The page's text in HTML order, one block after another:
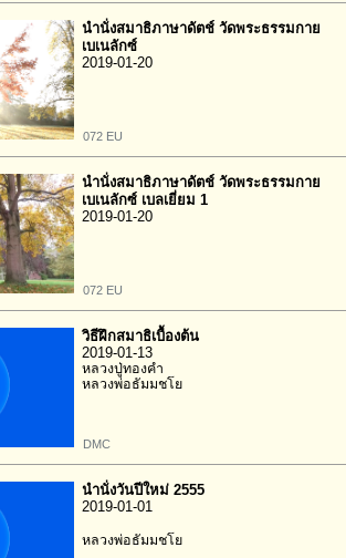
นำนั่งสมาธิภาษาดัตช์ วัดพระธรรมกาย
เบเนลักซ์
2019-01-20
072 EU
นำนั่งสมาธิภาษาดัตช์ วัดพระธรรมกาย
เบเนลักซ์ เบลเยี่ยม 1
2019-01-20
072 EU
วิธีฝึกสมาธิเบื้องต้น
2019-01-13
หลวงปู่ทองคำ
หลวงพ่อธัมมชโย
DMC
นำนั่งวันปีใหม่ 2555
2019-01-01
หลวงพ่อธัมมชโย